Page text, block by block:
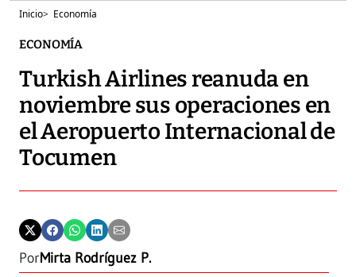
Inicio> Economía
ECONOMÍA
Turkish Airlines reanuda en
noviembre sus operaciones en
el Aeropuerto Internacional de
Tocumen
PorMirta Rodríguez P.